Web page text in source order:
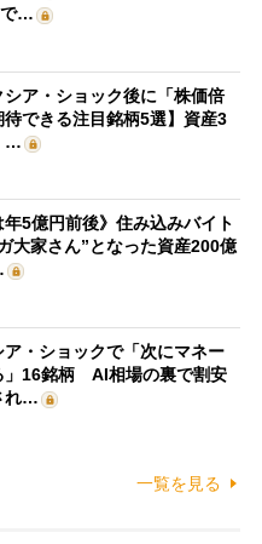
で…
シア・ショック後に「株価倍
待できる注目銘柄5選】資産3
…
年5億円前後》住み込みバイト
大家さん”となった資産200億
ア・ショックで「次にマネー
」16銘柄 AI相場の裏で割安
れ…
一覧を見る